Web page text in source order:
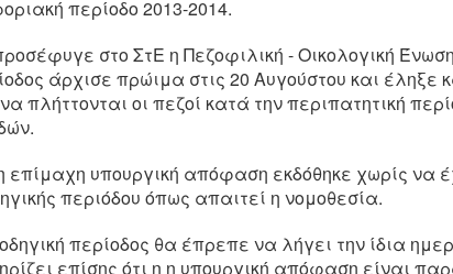
περίοδο 2013-2014.
στο ΣτΕ η Πεζοφιλική - Οικολογική
άρχισε πρώιμα στις 20 Αυγούστου και έληξε
οι πεζοί κατά την περιπατητική
υπουργική απόφαση εκδόθηκε χωρίς να
περιόδου όπως απαιτεί η νομοθεσία.
περίοδος θα έπρεπε να λήγει την ίδια
επίσης ότι η η υπουργική απόφαση είναι